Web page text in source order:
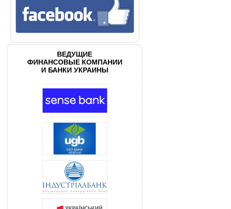
ВЕДУЩИЕ
ФИНАНСОВЫЕ КОМПАНИИ
И БАНКИ УКРАИНЫ